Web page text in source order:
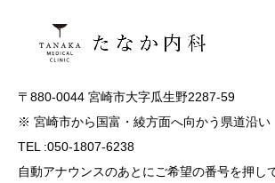
〒880-0044 宮崎市大字瓜生野2287-59
※ 宮崎市から国富・綾方面へ向かう県道沿い
TEL :050-1807-6238
自動アナウンスのあとにご希望の番号を押し